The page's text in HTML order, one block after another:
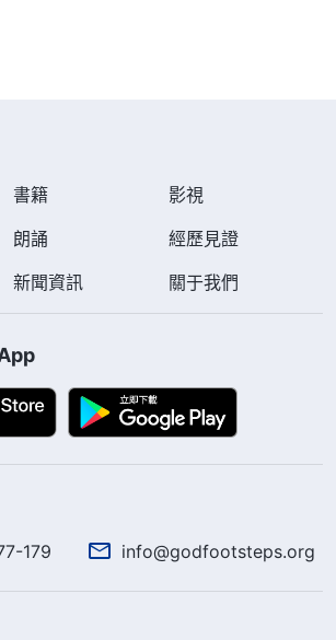
書籍
影視
朗誦
經歷見證
新聞資訊 關于我們
179 info@godfootsteps.org